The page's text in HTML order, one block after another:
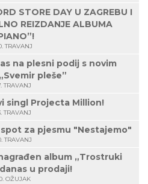
STORE DAY U ZAGREBU I
REIZDANJE ALBUMA
TRAVANJ
na plesni podij s novim
pleše”
TRAVANJ
singl Projecta Million!
TRAVANJ
za pjesmu "Nestajemo"
TRAVANJ
album „Trostruki
u prodaji!
OŽUJAK